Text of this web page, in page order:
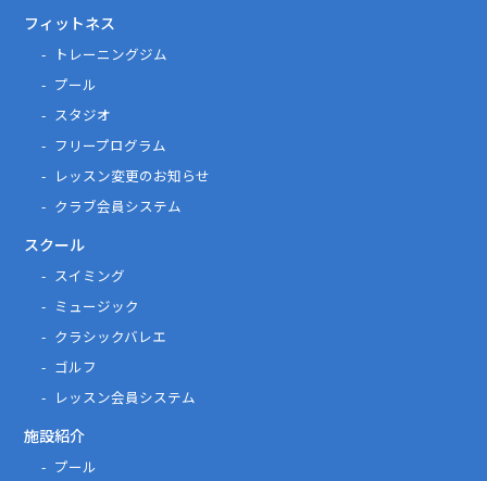
フィットネス
トレーニングジム
プール
スタジオ
フリープログラム
レッスン変更のお知らせ
クラブ会員システム
スクール
スイミング
ミュージック
クラシックバレエ
ゴルフ
レッスン会員システム
施設紹介
プール